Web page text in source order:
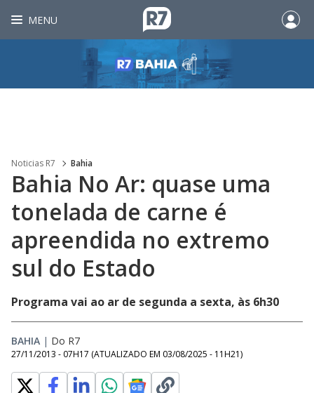
MENU
Noticias R7 Bahia
Bahia No Ar: quase uma
tonelada de carne é
apreendida no extremo
sul do Estado
Programa vai ao ar de segunda a sexta, às 6h30
BAHIA | Do R7
27/11/2013 - 07H17 (ATUALIZADO EM 03/08/2025 - 11H21)